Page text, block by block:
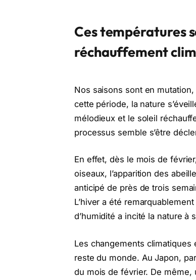
Ces températures
réchauffement
Nos saisons sont en
cette période, la nature
mélodieux et le soleil
processus semble s’être
En effet, dès le mois de
oiseaux, l’apparition des
anticipé de près de trois
L’hiver a été
d’humidité a incité la nature à
Les changements
reste du monde. Au Japon,
du mois de février. De même,